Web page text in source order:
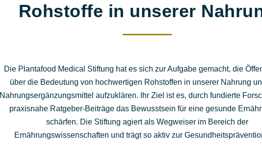
Rohstoffe in unserer
Die Plantafood Medical Stiftung hat es sich zur Aufgabe gemacht, die
über die Bedeutung von hochwertigen Rohstoffen in unserer Nahrung
Nahrungsergänzungsmittel aufzuklären. Ihr Ziel ist es, durch fundierte
praxisnahe Ratgeber-Beiträge das Bewusstsein für eine gesunde
schärfen. Die Stiftung agiert als Wegweiser im Bereich der
Ernährungswissenschaften und trägt so aktiv zur